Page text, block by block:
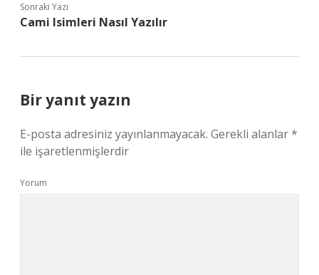
Sonraki Yazı
Cami Isimleri Nasıl Yazılır
Bir yanıt yazın
E-posta adresiniz yayınlanmayacak. Gerekli alanlar*
ile işaretlenmişlerdir
Yorum